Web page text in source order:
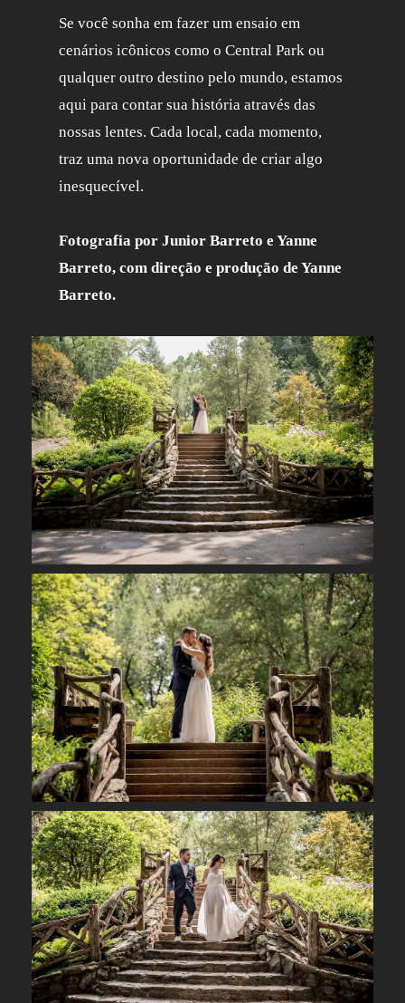
Se você sonha em fazer um ensaio em
cenários icônicos como o Central Park ou
qualquer outro destino pelo mundo, estamos
aqui para contar sua história através das
nossas lentes. Cada local, cada momento,
traz uma nova oportunidade de criar algo
inesquecível.
Fotografia por Junior Barreto e Yanne
Barreto, com direção e produção de Yanne
Barreto.